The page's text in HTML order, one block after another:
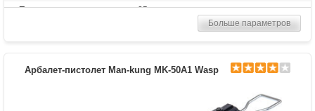
Прицельная дальность, м
25
Стандарт стрел (дюймы)
6.5
Больше параметров
Арбалет-пистолет Man-kung MK-50A1 Wasp